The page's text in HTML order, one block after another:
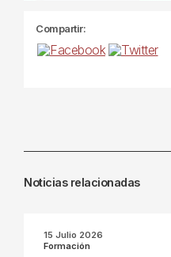
Compartir:
Noticias relacionadas
15 Julio 2026
Formación